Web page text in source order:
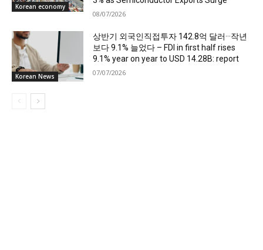
Korean economy
08/07/2026
Korean News
상반기 외국인직접투자 142.8억 달러···작년
보다 9.1% 늘었다 – FDI in first half rises
9.1% year on year to USD 14.28B: report
07/07/2026